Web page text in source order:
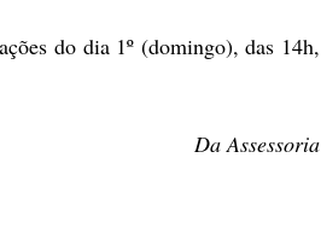
do dia 1º (domingo), das 14h,
Da Assessoria